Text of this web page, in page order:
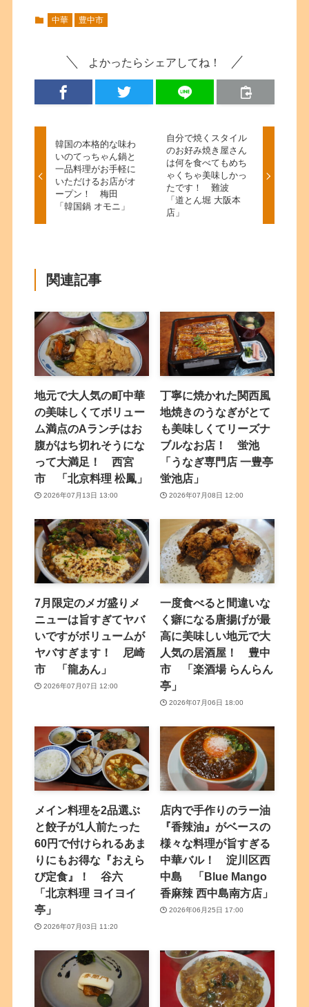
中華 豊中市
よかったらシェアしてね！
韓国の本格的な味わ
いのてっちゃん鍋と
一品料理がお手軽に
いただけるお店がオ
ープン！ 梅田
「韓国鍋 オモニ」
自分で焼くスタイル
のお好み焼き屋さん
は何を食べてもめち
ゃくちゃ美味しかっ
たです！ 難波
「道とん堀 大阪本
店」
関連記事
地元で大人気の町中華
の美味しくてボリュー
ム満点のAランチはお
腹がはち切れそうにな
って大満足！ 西宮
市 「北京料理 松鳳」
2026年07月13日 13:00
丁寧に焼かれた関西風
地焼きのうなぎがとて
も美味しくてリーズナ
ブルなお店！ 蛍池
「うなぎ専門店 一豊亭
蛍池店」
2026年07月08日 12:00
7月限定のメガ盛りメ
ニューは旨すぎてヤバ
いですがボリュームが
ヤバすぎます！ 尼崎
市 「龍あん」
2026年07月07日 12:00
一度食べると間違いな
く癖になる唐揚げが最
高に美味しい地元で大
人気の居酒屋！ 豊中
市 「楽酒場 らんらん
亭」
2026年07月06日 18:00
メイン料理を2品選ぶ
と餃子が1人前たった
60円で付けられるあま
りにもお得な『おえら
び定食』！ 谷六
「北京料理 ヨイヨイ
亭」
2026年07月03日 11:20
店内で手作りのラー油
『香辣油』がベースの
様々な料理が旨すぎる
中華バル！ 淀川区西
中島 「Blue Mango
香麻辣 西中島南方店」
2026年06月25日 17:00